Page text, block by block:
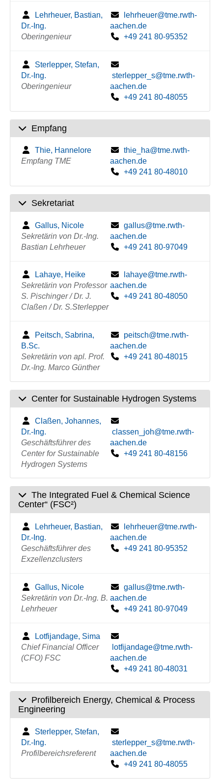
Lehrheuer, Bastian,
Dr.-Ing.
Oberingenieur
lehrheuer@tme.rwth-
aachen.de
+49 241 80-95352
Sterlepper, Stefan,
Dr.-Ing.
Oberingenieur
sterlepper_s@tme.rwth-
aachen.de
+49 241 80-48055
Empfang
Thie, Hannelore
Empfang TME
thie_ha@tme.rwth-
aachen.de
+49 241 80-48010
Sekretariat
Gallus, Nicole
Sekretärin von Dr.-Ing.
Bastian Lehrheuer
gallus@tme.rwth-
aachen.de
+49 241 80-97049
Lahaye, Heike
Sekretärin von Professor
S. Pischinger / Dr. J.
Claßen / Dr. S.Sterlepper
lahaye@tme.rwth-
aachen.de
+49 241 80-48050
Peitsch, Sabrina,
B.Sc.
Sekretärin von apl. Prof.
Dr.-Ing. Marco Günther
peitsch@tme.rwth-
aachen.de
+49 241 80-48015
Center for Sustainable Hydrogen Systems
Claßen, Johannes,
Dr.-Ing.
Geschäftsführer des
Center for Sustainable
Hydrogen Systems
classen_joh@tme.rwth-
aachen.de
+49 241 80-48156
The Integrated Fuel & Chemical Science
Center“ (FSC²)
Lehrheuer, Bastian,
Dr.-Ing.
Geschäftsführer des
Exzellenzclusters
lehrheuer@tme.rwth-
aachen.de
+49 241 80-95352
Gallus, Nicole
Sekretärin von Dr.-Ing. B.
Lehrheuer
gallus@tme.rwth-
aachen.de
+49 241 80-97049
Lotfijandage, Sima
Chief Financial Officer
(CFO) FSC
lotfijandage@tme.rwth-
aachen.de
+49 241 80-48031
Profilbereich Energy, Chemical & Process
Engineering
Sterlepper, Stefan,
Dr.-Ing.
Profilbereichsreferent
sterlepper_s@tme.rwth-
aachen.de
+49 241 80-48055